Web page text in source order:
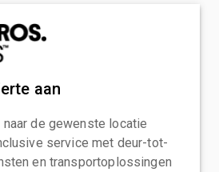
aan
de gewenste locatie
service met deur-tot-
en transportoplossingen